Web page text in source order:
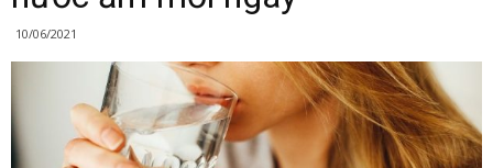
10/06/2021